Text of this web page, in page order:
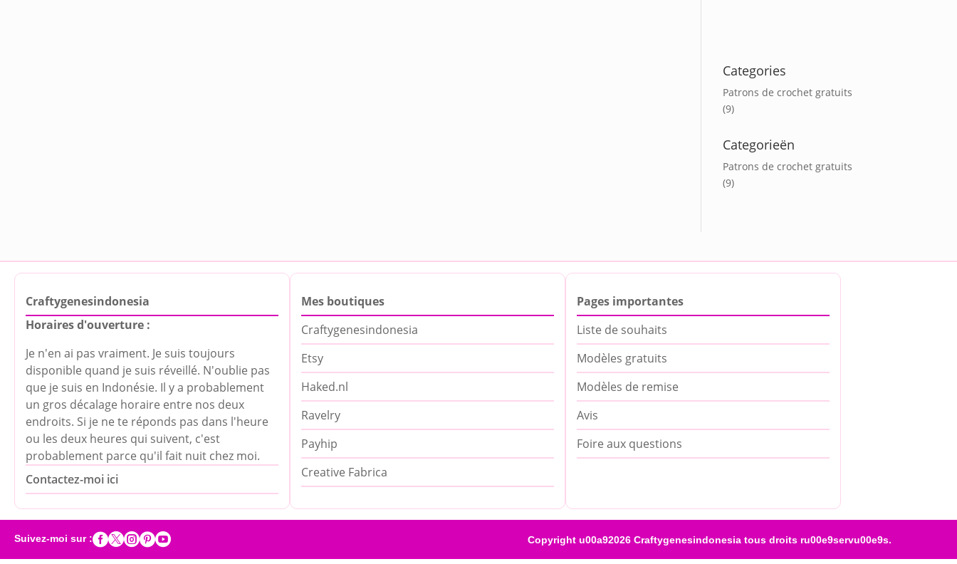
Categories
Patrons de crochet gratuits
(9)
Categorieën
Patrons de crochet gratuits
(9)
Craftygenesindonesia
Horaires d'ouverture :
Je n'en ai pas vraiment. Je suis toujours
disponible quand je suis réveillé. N'oublie pas
que je suis en Indonésie. Il y a probablement
un gros décalage horaire entre nos deux
endroits. Si je ne te réponds pas dans l'heure
ou les deux heures qui suivent, c'est
probablement parce qu'il fait nuit chez moi.
Contactez-moi ici
Mes boutiques
Craftygenesindonesia
Etsy
Haked.nl
Ravelry
Payhip
Creative Fabrica
Pages importantes
Liste de souhaits
Modèles gratuits
Modèles de remise
Avis
Foire aux questions
Suivez-moi sur : Copyright u00a92026 Craftygenesindonesia tous droits ru00e9servu00e9s.